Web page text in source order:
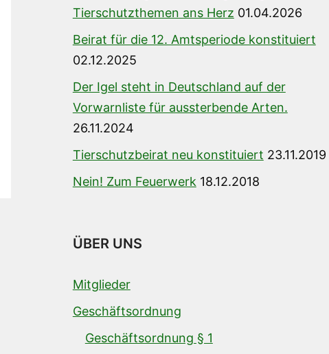
Tierschutzthemen ans Herz 01.04.2026
Beirat für die 12. Amtsperiode konstituiert
02.12.2025
Der Igel steht in Deutschland auf der
Vorwarnliste für aussterbende Arten.
26.11.2024
Tierschutzbeirat neu konstituiert 23.11.2019
Nein! Zum Feuerwerk 18.12.2018
ÜBER UNS
Mitglieder
Geschäftsordnung
Geschäftsordnung § 1